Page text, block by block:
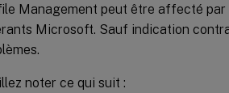
Management peut être affecté par
Microsoft. Sauf indication
noter ce qui suit :